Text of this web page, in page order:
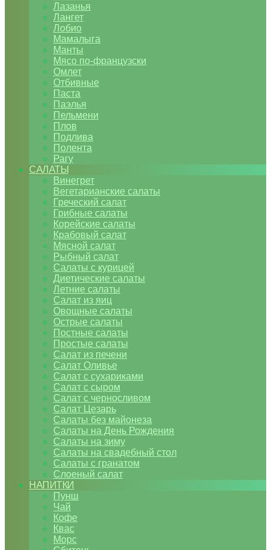
Лазанья
Лангет
Лобио
Мамалыга
Манты
Мясо по-французски
Омлет
Отбивные
Паста
Паэлья
Пельмени
Плов
Подлива
Полента
Рагу
САЛАТЫ
Винегрет
Вегетарианские салаты
Греческий салат
Грибные салаты
Корейские салаты
Крабовый салат
Мясной салат
Рыбный салат
Салаты с курицей
Диетические салаты
Летние салаты
Салат из яиц
Овощные салаты
Острые салаты
Постные салаты
Простые салаты
Салат из печени
Салат Оливье
Салат с сухариками
Салат с сыром
Салат с черносливом
Салат Цезарь
Салаты без майонеза
Салаты на День Рождения
Салаты на зиму
Салаты на свадебный стол
Салаты с гранатом
Слоеный салат
НАПИТКИ
Пунш
Чай
Кофе
Квас
Морс